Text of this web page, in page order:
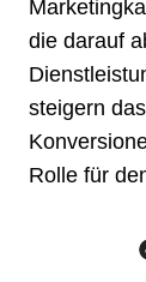
die darauf
steigern
Rolle für